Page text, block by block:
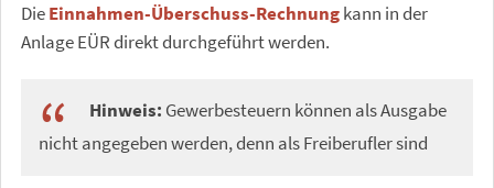
DieEinnahmen-Überschuss-Rechnungkann in der
Anlage EÜR direkt durchgeführt werden.
Hinweis: Gewerbesteuern können als Ausgabe
nicht angegeben werden, denn als Freiberufler sind